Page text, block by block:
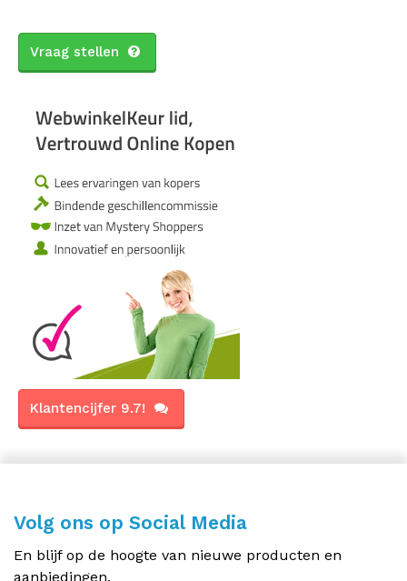
Vraag stellen
Klantencijfer 9.7!
Volg ons op Social Media
En blijf op de hoogte van nieuwe producten en
aanbiedingen.